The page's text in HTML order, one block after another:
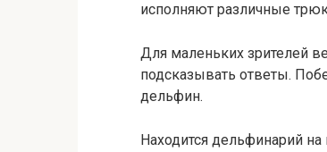
исполняют различные
Для маленьких зрителей
подсказывать ответы.
дельфин.
Находится дельфинарий